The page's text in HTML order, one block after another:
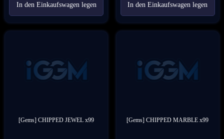
In den Einkaufswagen legen In den Einkaufswagen legen
[Gems] CHIPPED JEWEL x99 [Gems] CHIPPED MARBLE x99